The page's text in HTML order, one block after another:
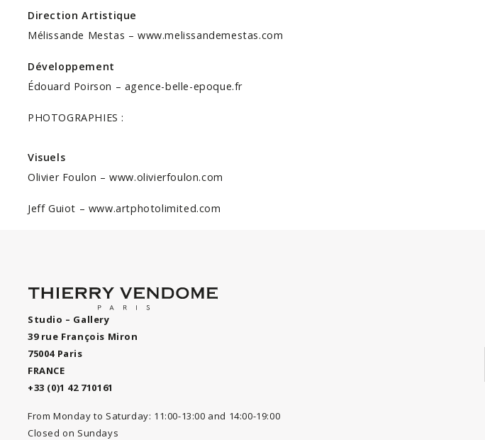
Direction Artistique
Mélissande Mestas – www.melissandemestas.com
Développement
Édouard Poirson – agence-belle-epoque.fr
PHOTOGRAPHIES :
Visuels
Olivier Foulon –www.olivierfoulon.com
Jeff Guiot – www.artphotolimited.com
Studio – Gallery
39 rue François Miron
75004 Paris
FRANCE
+33 (0)1 42 710161
From Monday to Saturday: 11:00-13:00 and 14:00-19:00
Closed on Sundays